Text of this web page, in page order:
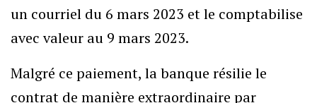
un courriel du 6 mars 2023 et le comptabilise
avec valeur au 9 mars 2023.
Malgré ce paiement, la banque résilie le
contrat de manière extraordinaire par